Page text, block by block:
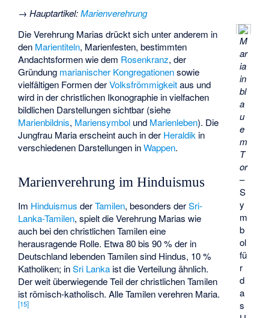
→Hauptartikel:Marienverehrung
M
ar
ia
in
bl
a
u
e
m
T
or
–
S
y
m
b
ol
fü
r
d
a
s
Die Verehrung Marias drückt sich unter anderem in
den Marientiteln, Marienfesten, bestimmten
Andachtsformen wie dem Rosenkranz, der
Gründung marianischer Kongregationensowie
vielfältigen Formen derVolksfrömmigkeitaus und
wird in der christlichen Ikonographie in vielfachen
bildlichen Darstellungen sichtbar (siehe
Marienbildnis, Mariensymbol und Marienleben). Die
Jungfrau Maria erscheint auch in der Heraldik in
verschiedenen Darstellungen inWappen.
Marienverehrung im Hinduismus
Im Hinduismus derTamilen, besonders derSri-
Lanka-Tamilen, spielt die Verehrung Marias wie
auch bei den christlichen Tamilen eine
herausragende Rolle. Etwa 80 bis 90 % der in
Deutschland lebenden Tamilen sind Hindus, 10 %
Katholiken; inSri Lanka ist die Verteilung ähnlich.
Der weit überwiegende Teil der christlichen Tamilen
ist römisch-katholisch. Alle Tamilen verehren Maria.
[15]